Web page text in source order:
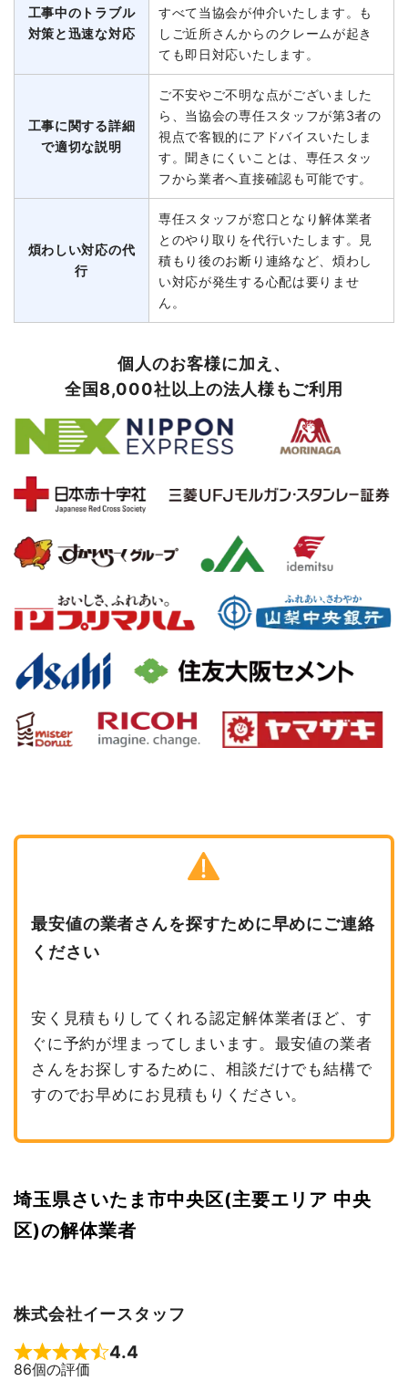
工事中のトラブル
対策と迅速な対応
すべて当協会が仲介いたします。も
しご近所さんからのクレームが起き
ても即日対応いたします。
工事に関する詳細
で適切な説明
ご不安やご不明な点がございました
ら、当協会の専任スタッフが第3者の
視点で客観的にアドバイスいたしま
す。聞きにくいことは、専任スタッ
フから業者へ直接確認も可能です。
煩わしい対応の代
行
専任スタッフが窓口となり解体業者
とのやり取りを代行いたします。見
積もり後のお断り連絡など、煩わし
い対応が発生する心配は要りませ
ん。
個人のお客様に加え、
全国8,000社以上の法人様もご利用
最安値の業者さんを探すために早めにご連絡
ください
安く見積もりしてくれる認定解体業者ほど、す
ぐに予約が埋まってしまいます。最安値の業者
さんをお探しするために、相談だけでも結構で
すのでお早めにお見積もりください。
埼玉県さいたま市中央区(主要エリア 中央
区)の解体業者
株式会社イースタッフ
Rated 4.4 out of 5
4.4
86個の評価